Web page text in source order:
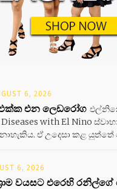
6, 2026
එන ලෙඩරෝග
with El Nino
ඒ උදෙසා කළ යුත්තේ
6, 2026
වයසට එරෙහි